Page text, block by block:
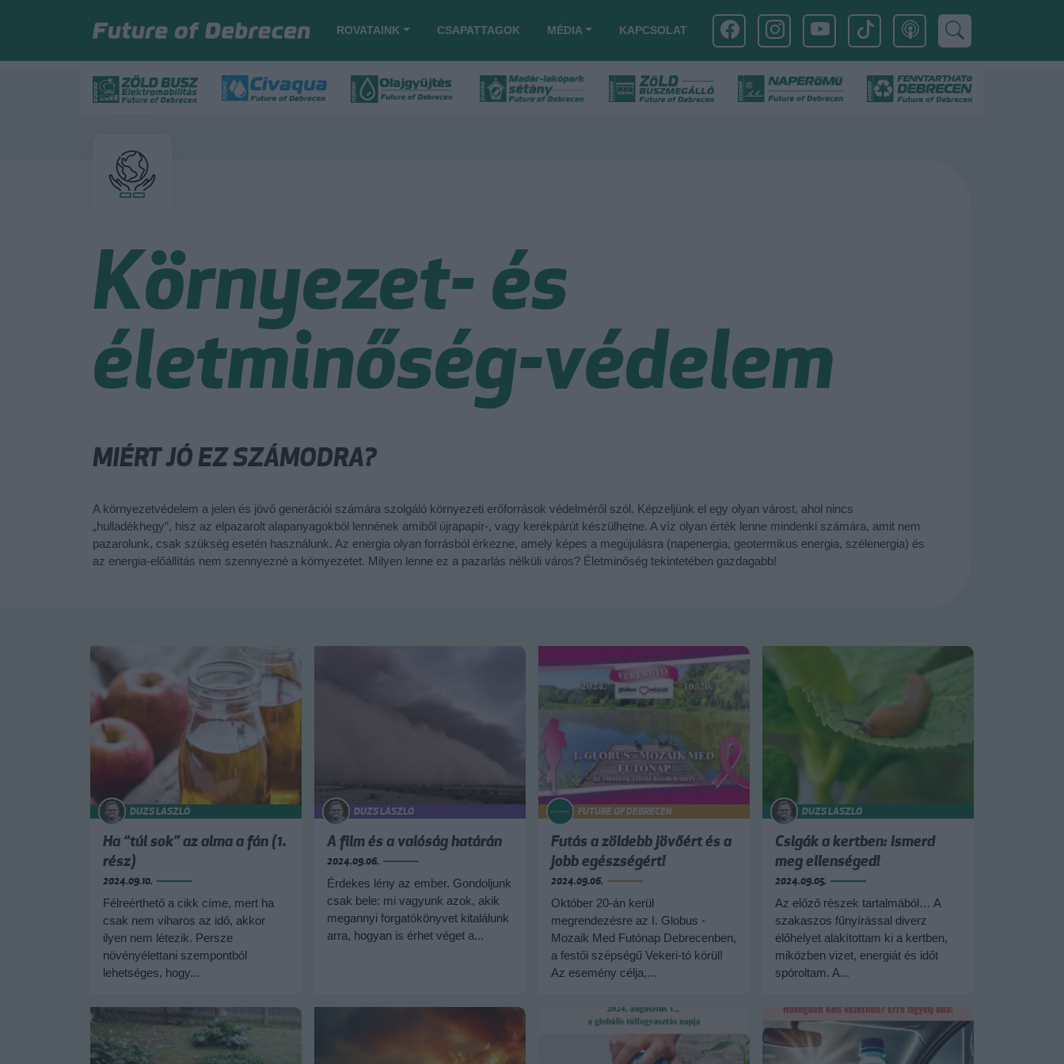
ROVATAINK CSAPATTAGOK MÉDIA KAPCSOLAT
Környezet- és
életminőség-védelem
MIÉRT JÓ EZ SZÁMODRA?
A környezetvédelem a jelen és jövő generációi számára szolgáló környezeti erőforrások védelméről szól. Képzeljünk el egy olyan várost, ahol nincs
„hulladékhegy”, hisz az elpazarolt alapanyagokból lennének amiből újrapapír-, vagy kerékpárút készülhetne. A víz olyan érték lenne mindenki számára, amit nem
pazarolunk, csak szükség esetén használunk. Az energia olyan forrásból érkezne, amely képes a megújulásra (napenergia, geotermikus energia, szélenergia) és
az energia-előállítás nem szennyezné a környezetet. Milyen lenne ez a pazarlás nélküli város? Életminőség tekintetében gazdagabb!
DUZS LÁSZLÓ
Ha “túl sok” az alma a fán (1.
rész)
2024.09.10.
Félreérthető a cikk címe, mert ha
csak nem viharos az idő, akkor
ilyen nem létezik. Persze
növényélettani szempontból
lehetséges, hogy...
DUZS LÁSZLÓ
A film és a valóság határán
2024.09.06.
Érdekes lény az ember. Gondoljunk
csak bele: mi vagyunk azok, akik
megannyi forgatókönyvet kitalálunk
arra, hogyan is érhet véget a...
FUTURE OF DEBRECEN
Futás a zöldebb jövőért és a
jobb egészségért!
2024.09.06.
Október 20-án kerül
megrendezésre az I. Globus -
Mozaik Med Futónap Debrecenben,
a festői szépségű Vekeri-tó körül!
Az esemény célja,...
DUZS LÁSZLÓ
Csigák a kertben: Ismerd
meg ellenséged!
2024.09.05.
Az előző részek tartalmából… A
szakaszos fűnyírással diverz
élőhelyet alakítottam ki a kertben,
miközben vizet, energiát és időt
spóroltam. A...